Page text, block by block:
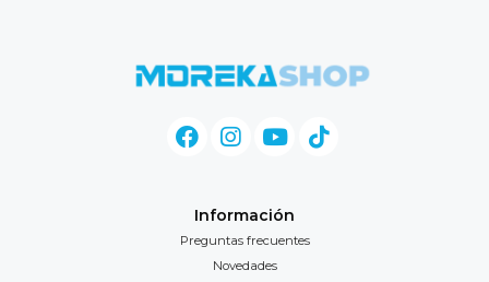
Información
Preguntas frecuentes
Novedades